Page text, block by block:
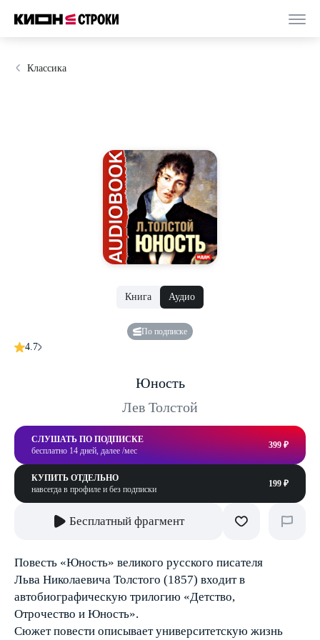
Классика
Книга Аудио
По подписке
4.7
Юность
Лев Толстой
СЛУШАТЬ ПО ПОДПИСКЕ
бесплатно 14 дней, далее /мес
399 ₽
КУПИТЬ ОТДЕЛЬНО
навсегда в профиле и без подписки
199 ₽
Бесплатный фрагмент
Повесть «Юность» великого русского писателя
Льва Николаевича Толстого (1857) входит в
автобиографическую трилогию «Детство,
Отрочество и Юность».
Сюжет повести описывает университетскую жизнь